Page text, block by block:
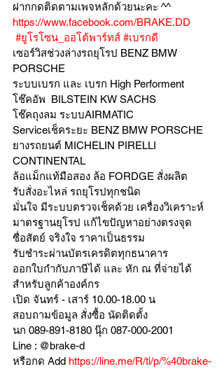
ฝากกดติดตามเพจหลักด้วยนะคะ ^^
https://www.facebook.com/BRAKE.DD
#ยูโรโซน_ออโต้พาร์ทส์ #เบรกดี
เซอร์วิสช่วงล่างรถยุโรป BENZ BMW
PORSCHE
ระบบเบรก และ เบรก High Performent
โช๊คอัพ  BILSTEIN KW SACHS
โช๊คถุงลม ระบบAIRMATIC
Serviceเช็คระยะ BENZ BMW PORSCHE
ยางรถยนต์ MICHELIN PIRELLI
CONTINENTAL
ล้อแม็กแท้มือสอง ล้อ FORDGE สั่งผลิต
รับสั่งอะไหล่ รถยุโรปทุกชนิด
มั่นใจ มีระบบตรวจเช็คด้วย เครื่องวิเคราะห์
มาตรฐานยุโรป แก้ไขปัญหาอย่างตรงจุด
ซื่อสัตย์ จริงใจ ราคาเป็นธรรม
รับชำระผ่านบัตรเครดิตทุกธนาคาร
ออกใบกำกับภาษีได้ และ หัก ณ ที่จ่ายได้
สำหรับลูกค้าองค์กร
เปิด จันทร์ - เสาร์ 10.00-18.00 น
สอบถามข้อมูล สั่งซื้อ นัดติดตั้ง
นก 089-891-8180 นุ๊ก 087-000-2001
Line : @brake-d
หรือกด Add https://line.me/R/ti/p/%40brake-